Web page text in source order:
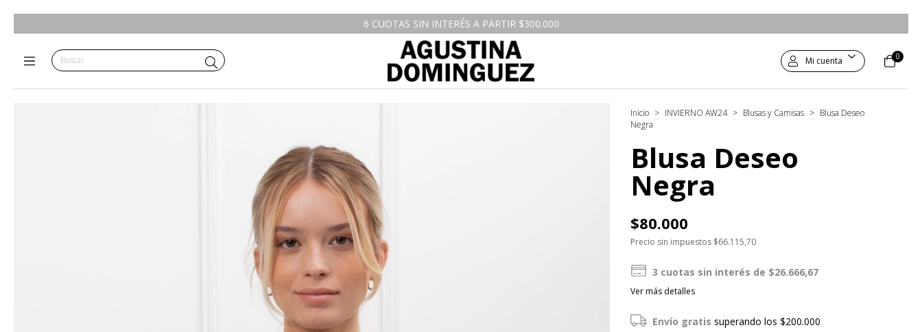
6 CUOTAS SIN INTERÉS A PARTIR $300.000
Mi cuenta 0
Inicio > INVIERNO AW24 > Blusas y Camisas > Blusa Deseo
Negra
Blusa Deseo
Negra
$80.000
Precio sin impuestos $66.115,70
3 cuotas sin interés de $26.666,67
Ver más detalles
Envío gratis superando los $200.000